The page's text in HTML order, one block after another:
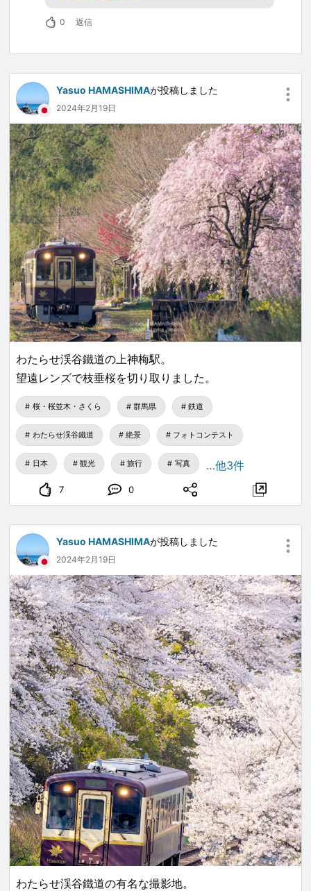
の砂浜海岸「九十九里浜」の最南端に位置する
派なご神木・大銀杏のある「国吉神社」、「大
原海水浴場」「高秀牧場ミルク工場」「伊八の
彫刻・天狗と牛若丸（飯縄寺）」などの観光ス
ポット満載です。
マダコ漁も盛んで「たこめし」や「たこしゃ
ぶ」などご当地グルメもおすすめ。
い芸人「ドロンズ石本」
0 返信
Yasuo HAMASHIMAが投稿しました
2024年2月19日
わたらせ渓谷鐵道の上神梅駅。
望遠レンズで枝垂桜を切り取りました。
桜・桜並木・さくら 群馬県 鉄道
わたらせ渓谷鐵道 絶景 フォトコンテスト
日本 観光 旅行 写真 …他3件
7 0
Yasuo HAMASHIMAが投稿しました
2024年2月19日
わたらせ渓谷鐵道の有名な撮影地。